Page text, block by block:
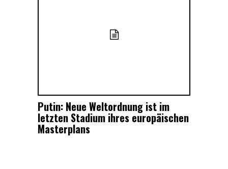
Putin: Neue Weltordnung ist im
letzten Stadium ihres europäischen
Masterplans